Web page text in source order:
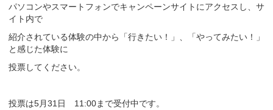
パソコンやスマートフォンでキャンペーンサイトにアクセスし、 サ
イト内で
紹介されている体験の中から「行きたい！」、「やってみたい！」
と感じた体験に
投票してください。
投票は5月31 日 11:00まで受付中です。